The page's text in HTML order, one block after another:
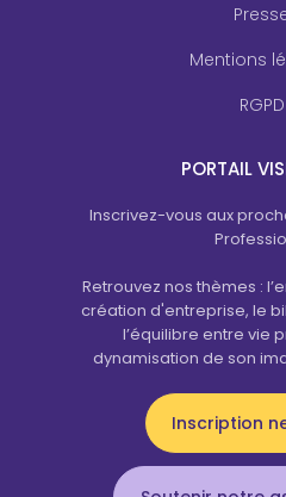
Mentions
RGPD
PORTAIL
Inscrivez-vous aux
Retrouvez nos thèmes :
création d'entreprise, le
l’équilibre entre vie
dynamisation de son
Inscription